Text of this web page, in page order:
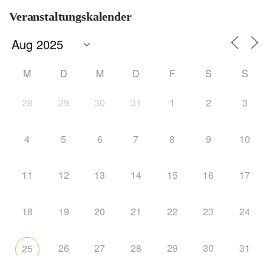
Veranstaltungskalender
M D M D F S S
28 29 30 31 1 2 3
4 5 6 7 8 9 10
11 12 13 14 15 16 17
18 19 20 21 22 23 24
25 26 27 28 29 30 31